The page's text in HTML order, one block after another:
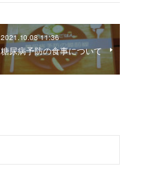
2021.10.08 11:36
糖尿病予防の食事について